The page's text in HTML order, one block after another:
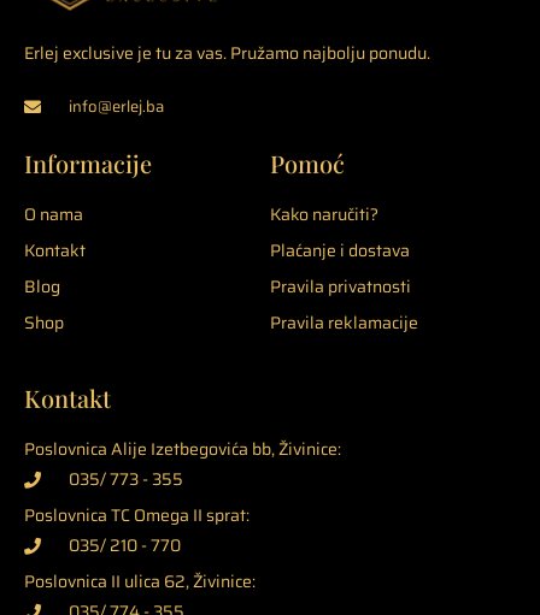
Erlej exclusive je tu za vas. Pružamo najbolju ponudu.
info@erlej.ba
Informacije
O nama
Kontakt
Blog
Shop
Pomoć
Kako naručiti?
Plaćanje i dostava
Pravila privatnosti
Pravila reklamacije
Kontakt
Poslovnica Alije Izetbegovića bb, Živinice:
035/ 773 - 355
Poslovnica TC Omega II sprat:
035/ 210 - 770
Poslovnica II ulica 62, Živinice: